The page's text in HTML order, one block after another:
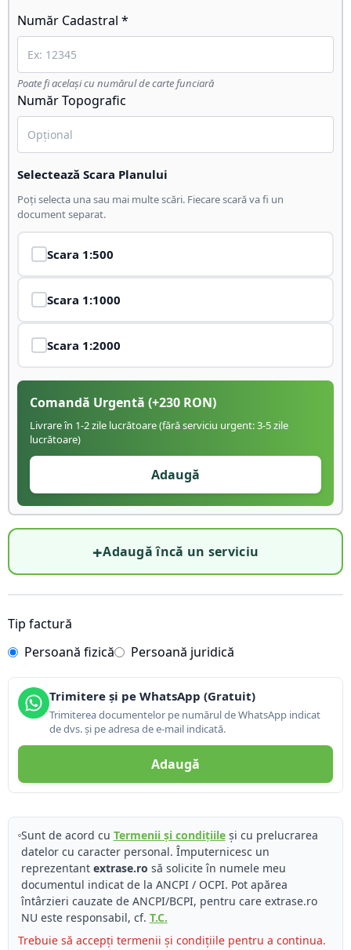
Număr Cadastral *
Poate fi același cu numărul de carte funciară
Număr Topografic
Selectează Scara Planului
Poți selecta una sau mai multe scări. Fiecare scară va fi un
document separat.
Scara 1:500
Scara 1:1000
Scara 1:2000
Comandă Urgentă (+230 RON)
Livrare în 1-2 zile lucrătoare (fără serviciu urgent: 3-5 zile
lucrătoare)
Adaugă
+Adaugă încă un serviciu
Tip factură
Persoană fizică
Persoană juridică
Trimitere și pe WhatsApp (Gratuit)
Trimiterea documentelor pe numărul de WhatsApp indicat
de dvs. și pe adresa de e-mail indicată.
Adaugă
Sunt de acord cu Termenii și condițiileși cu prelucrarea
datelor cu caracter personal. Împuternicesc un
reprezentant extrase.ro să solicite în numele meu
documentul indicat de la ANCPI / OCPI. Pot apărea
întârzieri cauzate de ANCPI/BCPI, pentru care extrase.ro
NU este responsabil, cf. T.C.
Trebuie să accepți termenii și condițiile pentru a continua.